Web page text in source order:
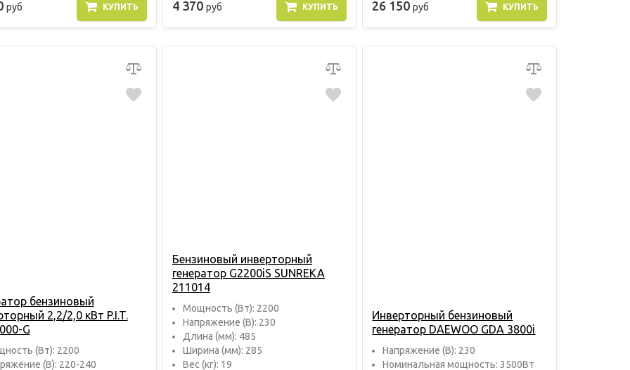
руб КУПИТЬ 4 370 руб КУПИТЬ 26 150руб КУПИТЬ
бензиновый
2,2/2,0 кВт P.I.T.
G
(Вт): 2200
(В): 220-240
Бензиновый инверторный
генератор G2200iS SUNREKA
211014
Мощность (Вт): 2200
Напряжение (В): 230
Длина (мм): 485
Ширина (мм): 285
Вес (кг): 19
Инверторный бензиновый
генератор DAEWOO GDA 3800i
Напряжение (В): 230
Номинальная мощность: 3500Вт